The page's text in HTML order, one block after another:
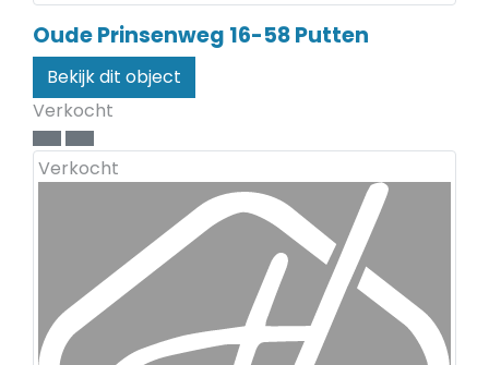
Oude Prinsenweg 16-58Putten
Bekijk dit object
Verkocht
Verkocht